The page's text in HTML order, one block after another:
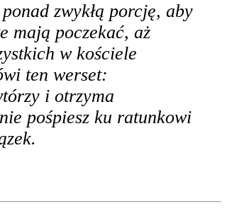
zwykłą porcję, aby
mają poczekać, aż
w kościele
ten werset:
i otrzyma
pośpiesz ku ratunkowi